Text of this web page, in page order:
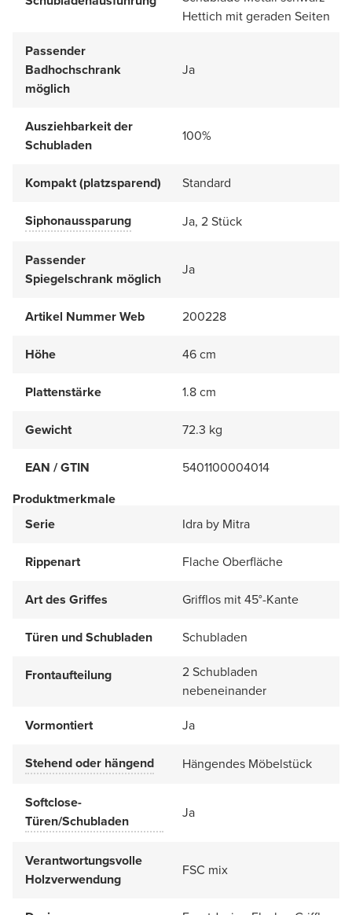
Hettich mit geraden Seiten
Passender
Badhochschrank
möglich
Ja
Ausziehbarkeit der
Schubladen
100%
Kompakt (platzsparend) Standard
Siphonaussparung Ja, 2 Stück
Passender
Spiegelschrank möglich
Ja
Artikel Nummer Web 200228
Höhe 46 cm
Plattenstärke 1.8 cm
Gewicht 72.3 kg
EAN / GTIN
5401100004014
Produktmerkmale
Serie
Idra by Mitra
Rippenart Flache Oberfläche
Art des Griffes Grifflos mit 45°-Kante
Türen und Schubladen Schubladen
Frontaufteilung
2 Schubladen
nebeneinander
Vormontiert
Ja
Stehend oder hängend Hängendes Möbelstück
Softclose-
Türen/Schubladen
Ja
Verantwortungsvolle
Holzverwendung
FSC mix